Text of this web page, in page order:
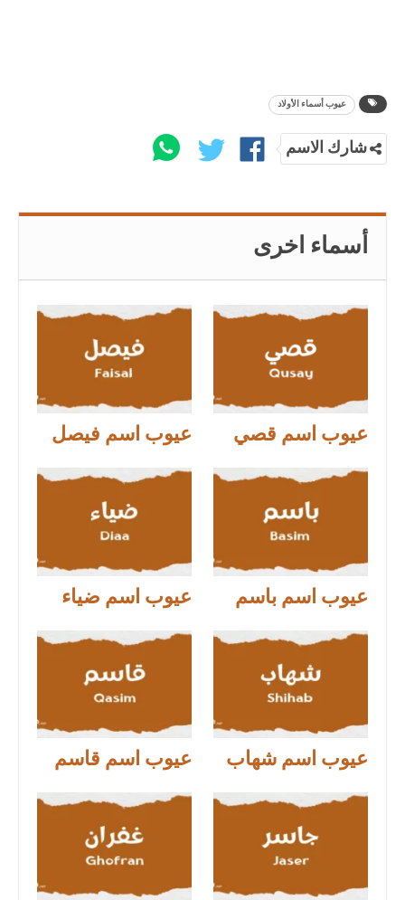
عيوب أسماء الأولاد
شارك الاسم
أسماء اخرى
عيوب اسم قصي عيوب اسم فيصل
عيوب اسم باسم عيوب اسم ضياء
عيوب اسم شهاب عيوب اسم قاسم